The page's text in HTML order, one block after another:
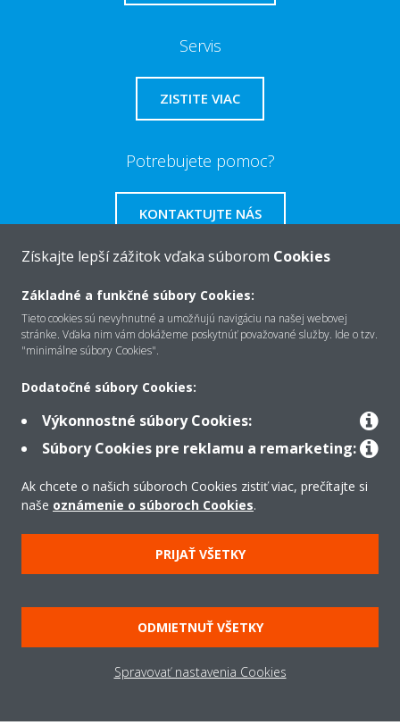
Servis
ZISTITE VIAC
Potrebujete pomoc?
KONTAKTUJTE NÁS
O Daikin
Riešenia
Kontakt
Súbory cookie
Zásady ochrany údajov
Podniková etika
Všeobecné obchodné podmienky Data Act
Získajte lepší zážitok vďaka súborom Cookies
Základné a funkčné súbory Cookies:
Tieto cookies sú nevyhnutné a umožňujú navigáciu na našej webovej
stránke. Vďaka nim vám dokážeme poskytnúť považované služby. Ide o tzv.
"minimálne súbory Cookies".
Dodatočné súbory Cookies:
Výkonnostné súbory Cookies:
Súbory Cookies pre reklamu a remarketing:
Ak chcete o našich súboroch Cookies zistiť viac, prečítajte si
naše oznámenie o súboroch Cookies.
PRIJAŤ VŠETKY
ODMIETNUŤ VŠETKY
Spravovať nastavenia Cookies